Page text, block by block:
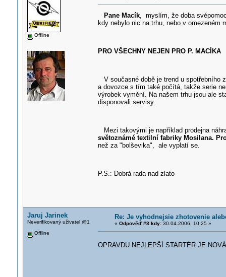
Offline
Pane Macík, myslím, že doba
kdy nebylo nic na trhu, nebo v omezeném
PRO VŠECHNY NEJEN PRO P. MACÍKA
V současné době je trend u spotřebního
a dovozce s tím také počítá, takže serie
výrobek vymění. Na našem trhu jsou ale
disponovali servisy.
Mezi takovými je například prodejna
světoznámé textilní fabriky Mosilana.
než za "bolševika", ale vyplatí se.
P.S.: Dobrá rada nad zlato
Jaruj Jarinek
Neverifikovaný uživatel @1
Offline
Re: Je vyhodnejsie zhotovenie
« Odpověď #8 kdy:30.04.2006, 10:25 »
OPRAVDU NEJLEPŠÍ STARTÉR JE